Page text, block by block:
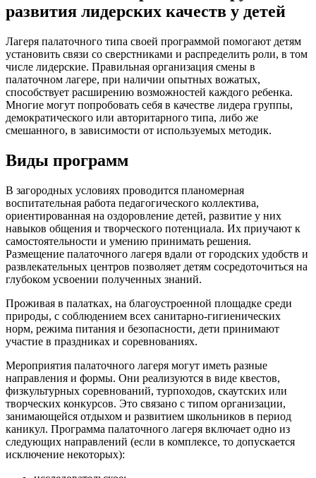
развития лидерских качеств у детей
Лагеря палаточного типа своей программой помогают детям
установить связи со сверстниками и распределить роли, в том
числе лидерские. Правильная организация смены в
палаточном лагере, при наличии опытных вожатых,
способствует расширению возможностей каждого ребенка.
Многие могут попробовать себя в качестве лидера группы,
демократического или авторитарного типа, либо же
смешанного, в зависимости от используемых методик.
Виды программ
В загородных условиях проводится планомерная
воспитательная работа педагогического коллектива,
ориентированная на оздоровление детей, развитие у них
навыков общения и творческого потенциала. Их приучают к
самостоятельности и умению принимать решения.
Размещение палаточного лагеря вдали от городских удобств и
развлекательных центров позволяет детям сосредоточиться на
глубоком усвоении полученных знаний.
Проживая в палатках, на благоустроенной площадке среди
природы, с соблюдением всех санитарно-гигиенических
норм, режима питания и безопасности, дети принимают
участие в праздниках и соревнованиях.
Мероприятия палаточного лагеря могут иметь разные
направления и формы. Они реализуются в виде квестов,
физкультурных соревнований, турпоходов, скаутских или
творческих конкурсов. Это связано с типом организации,
занимающейся отдыхом и развитием школьников в период
каникул. Программа палаточного лагеря включает одно из
следующих направлений (если в комплексе, то допускается
исключение некоторых):